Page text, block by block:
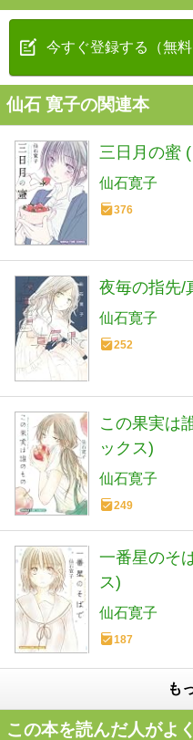
今すぐ登録する（無料
仙石 寛子の関連本
三日月の蜜
仙石寛子
376
夜毎の指先/
仙石寛子
252
この果実は
ックス)
仙石寛子
249
一番星のそ
ス)
仙石寛子
187
も
この本を読んだ人がよ